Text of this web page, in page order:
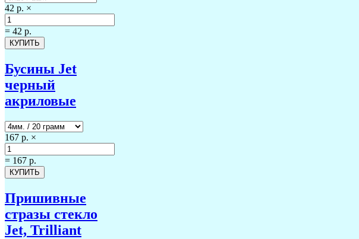
42 р. ×
= 42 р.
Бусины Jet
черный
акриловые
167 р. ×
= 167 р.
Пришивные
стразы стекло
Jet, Trilliant